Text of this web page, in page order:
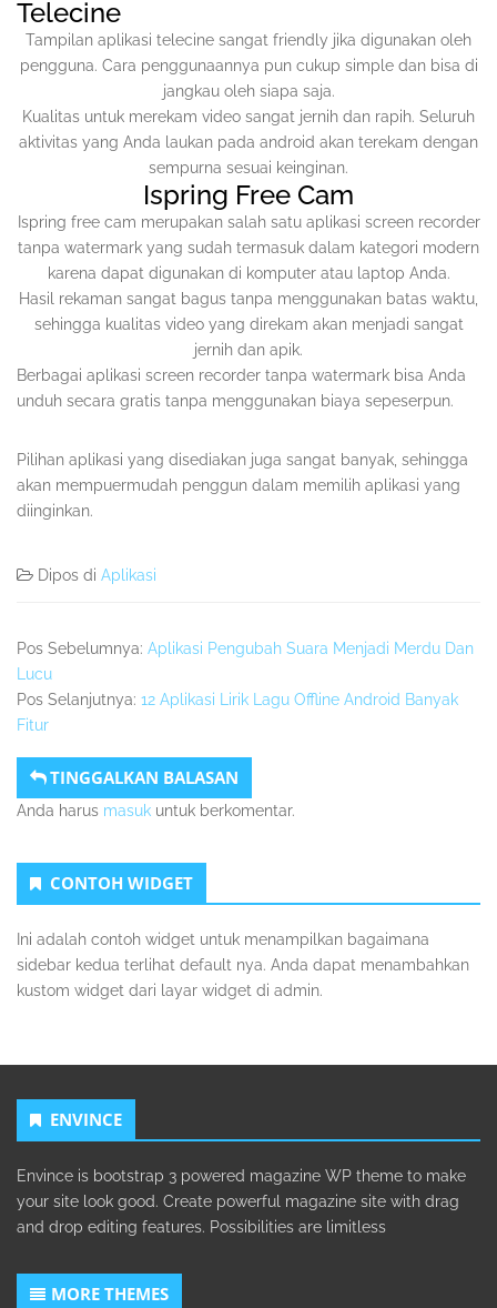
Telecine
Tampilan aplikasi telecine sangat friendly jika digunakan oleh
pengguna. Cara penggunaannya pun cukup simple dan bisa di
jangkau oleh siapa saja.
Kualitas untuk merekam video sangat jernih dan rapih. Seluruh
aktivitas yang Anda laukan pada android akan terekam dengan
sempurna sesuai keinginan.
Ispring Free Cam
Ispring free cam merupakan salah satu aplikasi screen recorder
tanpa watermark yang sudah termasuk dalam kategori modern
karena dapat digunakan di komputer atau laptop Anda.
Hasil rekaman sangat bagus tanpa menggunakan batas waktu,
sehingga kualitas video yang direkam akan menjadi sangat
jernih dan apik.
Berbagai aplikasi screen recorder tanpa watermark bisa Anda
unduh secara gratis tanpa menggunakan biaya sepeserpun.
Pilihan aplikasi yang disediakan juga sangat banyak, sehingga
akan mempuermudah penggun dalam memilih aplikasi yang
diinginkan.
Dipos di Aplikasi
Pos Sebelumnya: Aplikasi Pengubah Suara Menjadi Merdu Dan
Lucu
Pos Selanjutnya: 12 Aplikasi Lirik Lagu Offline Android Banyak
Fitur
TINGGALKAN BALASAN
Anda harus masuk untuk berkomentar.
Sidebar
Kedua
CONTOH WIDGET
Ini adalah contoh widget untuk menampilkan bagaimana
sidebar kedua terlihat default nya. Anda dapat menambahkan
kustom widget dari layar widget di admin.
ENVINCE
Envince is bootstrap 3 powered magazine WP theme to make
your site look good. Create powerful magazine site with drag
and drop editing features. Possibilities are limitless
MORE THEMES